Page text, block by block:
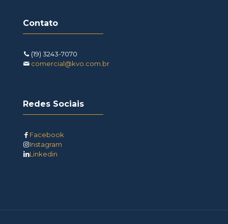
Contato
(19) 3243-7070
comercial@kvo.com.br
Redes Sociais
Facebook
Instagram
Linkedin